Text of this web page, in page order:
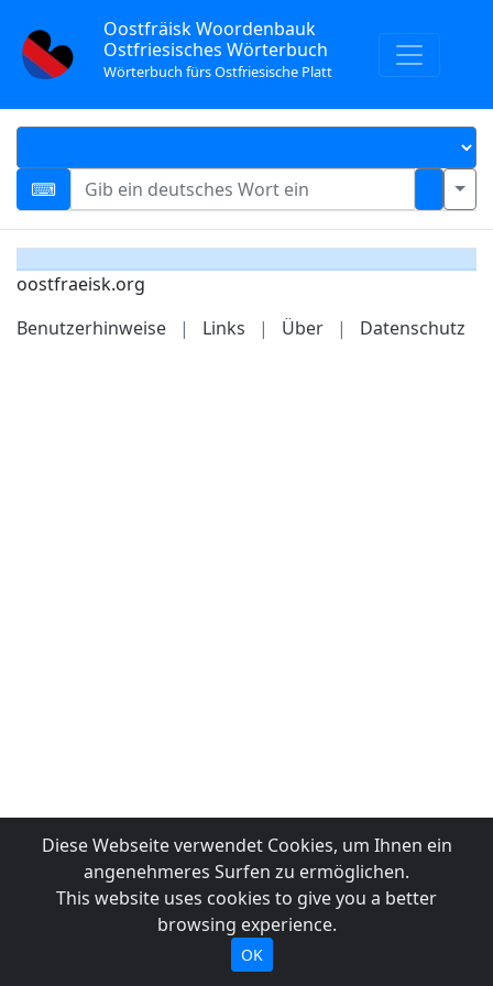
Oostfräisk Woordenbauk
Ostfriesisches Wörterbuch
Wörterbuch fürs Ostfriesische Platt
oostfraeisk.org
Benutzerhinweise
| Links | Über | Datenschutz
Diese Webseite verwendet Cookies, um Ihnen ein
angenehmeres Surfen zu ermöglichen.
This website uses cookies to give you a better
browsing experience.
OK